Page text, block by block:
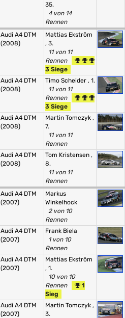
35.
4 von 14
Rennen
Audi A4 DTM
(2008)
Mattias Ekström
, 3.
11 von 11
Rennen
3 Siege
Audi A4 DTM
(2008)
Timo Scheider , 1.
11 von 11
Rennen
3 Siege
Audi A4 DTM
(2008)
Martin Tomczyk ,
7.
11 von 11
Rennen
Audi A4 DTM
(2008)
Tom Kristensen ,
8.
11 von 11
Rennen
Audi A4 DTM
(2007)
Markus
Winkelhock
2 von 10
Rennen
Audi A4 DTM
(2007)
Frank Biela
1 von 10
Rennen
Audi A4 DTM
(2007)
Mattias Ekström
, 1.
10 von 10
Rennen
1
Sieg
Audi A4 DTM
(2007)
Martin Tomczyk ,
3.